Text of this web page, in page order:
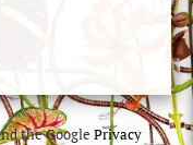
the Google Privacy